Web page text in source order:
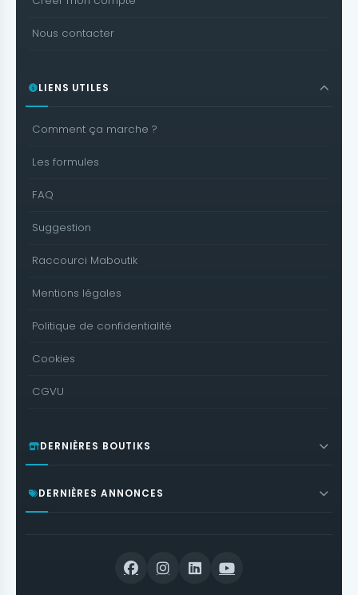
Nous contacter
LIENS UTILES
Comment ça marche ?
Les formules
FAQ
Suggestion
Raccourci Maboutik
Mentions légales
Politique de confidentialité
Cookies
CGVU
DERNIÈRES BOUTIKS
DERNIÈRES ANNONCES